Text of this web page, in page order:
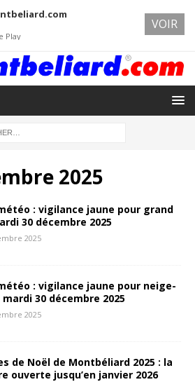
2025
: vigilance jaune pour grand
30 décembre 2025
2025
: vigilance jaune pour neige-
30 décembre 2025
2025
de Noël de Montbéliard 2025 : la
ouverte jusqu’en janvier 2026
Play
VOIR